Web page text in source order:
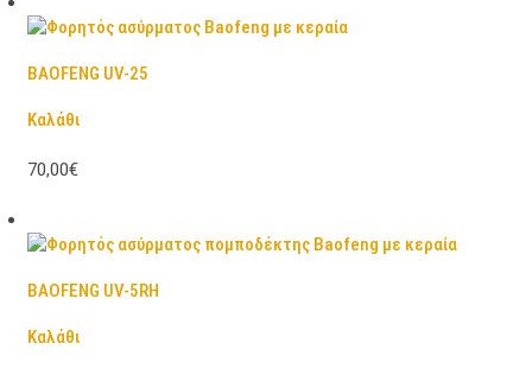
BAOFENG UV-25
Καλάθι
70,00€
BAOFENG UV-5RH
Καλάθι